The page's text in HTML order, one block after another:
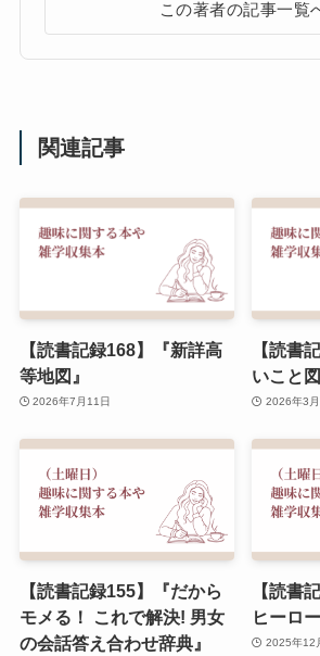
この著者の記事一覧
関連記事
【読書記録168】『新詳高
等地図』
2026年7月11日
【読書
いこと図
2026年3月
【読書記録155】『だから
モメる！ これで解決! 男女
の会話答え合わせ辞典』
【読書
ヒーロ
2025年12